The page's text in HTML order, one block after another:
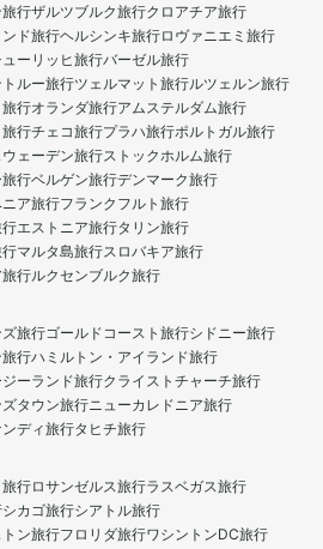
行ザルツブルク旅行クロアチア旅行
ド旅行ヘルシンキ旅行ロヴァニエミ旅行
ーリッヒ旅行バーゼル旅行
トルー旅行ツェルマット旅行ルツェルン旅行
行オランダ旅行アムステルダム旅行
行チェコ旅行プラハ旅行ポルトガル旅行
ウェーデン旅行ストックホルム旅行
旅行ベルゲン旅行デンマーク旅行
ア旅行フランクフルト旅行
行エストニア旅行タリン旅行
行マルタ島旅行スロバキア旅行
行ルクセンブルク旅行
旅行ゴールドコースト旅行シドニー旅行
行ハミルトン・アイランド旅行
ジーランド旅行クライストチャーチ旅行
タウン旅行ニューカレドニア旅行
ディ旅行タヒチ旅行
行ロサンゼルス旅行ラスベガス旅行
シカゴ旅行シアトル旅行
ン旅行フロリダ旅行ワシントンDC旅行